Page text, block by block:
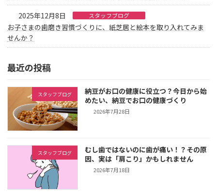
2025年12月8日 スタッフブログ
お子さまの歯磨き習慣づくりに、紙芝居と絵本を取り入れてみま
せんか？
最近の投稿
スタッフブログ
納豆がお口の健康に役立つ？今日から始
めたい、納豆でお口の健康づくり
2026年7月28日
スタッフブログ
むし歯ではないのに歯が痛い！？その原
因、実は「肩こり」かもしれません
2026年7月18日